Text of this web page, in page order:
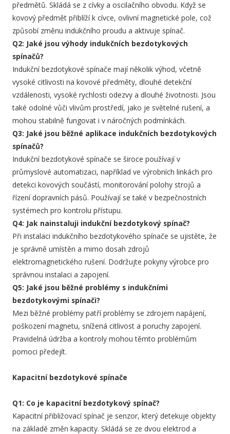
předmětů. Skládá se z cívky a oscilačního obvodu. Když se
kovový předmět přiblíží k cívce, ovlivní magnetické pole, což
způsobí změnu indukčního proudu a aktivuje spínač.
Q2: Jaké jsou výhody indukčních bezdotykových
spínačů?
Indukční bezdotykové spínače mají několik výhod, včetně
vysoké citlivosti na kovové předměty, dlouhé detekční
vzdálenosti, vysoké rychlosti odezvy a dlouhé životnosti. Jsou
také odolné vůči vlivům prostředí, jako je světelné rušení, a
mohou stabilně fungovat i v náročných podmínkách.
Q3: Jaké jsou běžné aplikace indukčních bezdotykových
spínačů?
Indukční bezdotykové spínače se široce používají v
průmyslové automatizaci, například ve výrobních linkách pro
detekci kovových součástí, monitorování polohy strojů a
řízení dopravních pásů. Používají se také v bezpečnostních
systémech pro kontrolu přístupu.
Q4: Jak nainstaluji indukční bezdotykový spínač?
Při instalaci indukčního bezdotykového spínače se ujistěte, že
je správně umístěn a mimo dosah zdrojů
elektromagnetického rušení. Dodržujte pokyny výrobce pro
správnou instalaci a zapojení.
Q5: Jaké jsou běžné problémy s indukčními
bezdotykovými spínači?
Mezi běžné problémy patří problémy se zdrojem napájení,
poškození magnetu, snížená citlivost a poruchy zapojení.
Pravidelná údržba a kontroly mohou těmto problémům
pomoci předejít.
Kapacitní bezdotykové spínače
Q1: Co je kapacitní bezdotykový spínač?
Kapacitní přibližovací spínač je senzor, který detekuje objekty
na základě změn kapacity. Skládá se ze dvou elektrod a